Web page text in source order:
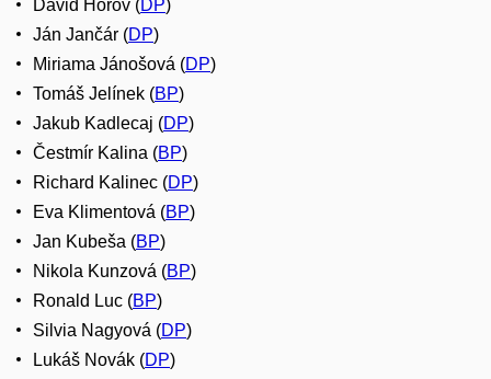
Dávid Horov (DP)
Ján Jančár (DP)
Miriama Jánošová (DP)
Tomáš Jelínek (BP)
Jakub Kadlecaj (DP)
Čestmír Kalina (BP)
Richard Kalinec (DP)
Eva Klimentová (BP)
Jan Kubeša (BP)
Nikola Kunzová (BP)
Ronald Luc (BP)
Silvia Nagyová (DP)
Lukáš Novák (DP)